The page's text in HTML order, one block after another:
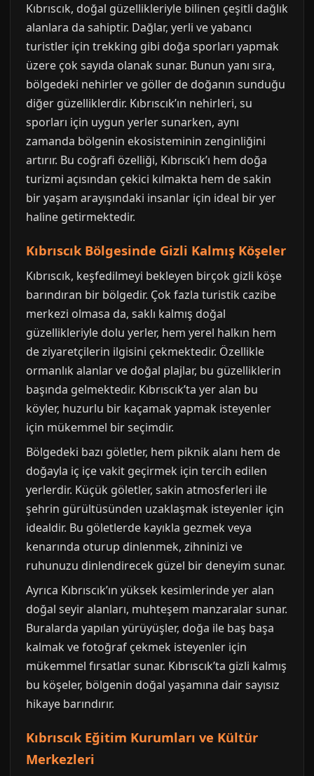
Kıbrıscık, doğal güzellikleriyle bilinen çeşitli dağlık
alanlara da sahiptir. Dağlar, yerli ve yabancı
turistler için trekking gibi doğa sporları yapmak
üzere çok sayıda olanak sunar. Bunun yanı sıra,
bölgedeki nehirler ve göller de doğanın sunduğu
diğer güzelliklerdir. Kıbrıscık’ın nehirleri, su
sporları için uygun yerler sunarken, aynı
zamanda bölgenin ekosisteminin zenginliğini
artırır. Bu coğrafi özelliği, Kıbrıscık’ı hem doğa
turizmi açısından çekici kılmakta hem de sakin
bir yaşam arayışındaki insanlar için ideal bir yer
haline getirmektedir.
Kıbrıscık Bölgesinde Gizli Kalmış Köşeler
Kıbrıscık, keşfedilmeyi bekleyen birçok gizli köşe
barındıran bir bölgedir. Çok fazla turistik cazibe
merkezi olmasa da, saklı kalmış doğal
güzellikleriyle dolu yerler, hem yerel halkın hem
de ziyaretçilerin ilgisini çekmektedir. Özellikle
ormanlık alanlar ve doğal plajlar, bu güzelliklerin
başında gelmektedir. Kıbrıscık’ta yer alan bu
köyler, huzurlu bir kaçamak yapmak isteyenler
için mükemmel bir seçimdir.
Bölgedeki bazı göletler, hem piknik alanı hem de
doğayla iç içe vakit geçirmek için tercih edilen
yerlerdir. Küçük göletler, sakin atmosferleri ile
şehrin gürültüsünden uzaklaşmak isteyenler için
idealdir. Bu göletlerde kayıkla gezmek veya
kenarında oturup dinlenmek, zihninizi ve
ruhunuzu dinlendirecek güzel bir deneyim sunar.
Ayrıca Kıbrıscık’ın yüksek kesimlerinde yer alan
doğal seyir alanları, muhteşem manzaralar sunar.
Buralarda yapılan yürüyüşler, doğa ile baş başa
kalmak ve fotoğraf çekmek isteyenler için
mükemmel fırsatlar sunar. Kıbrıscık’ta gizli kalmış
bu köşeler, bölgenin doğal yaşamına dair sayısız
hikaye barındırır.
Kıbrıscık Eğitim Kurumları ve Kültür
Merkezleri